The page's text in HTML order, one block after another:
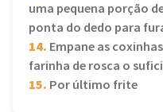
uma pequena porção
ponta do dedo para
14. Empane as
farinha de rosca o
15. Por último frite